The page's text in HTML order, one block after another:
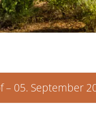
– 05. September